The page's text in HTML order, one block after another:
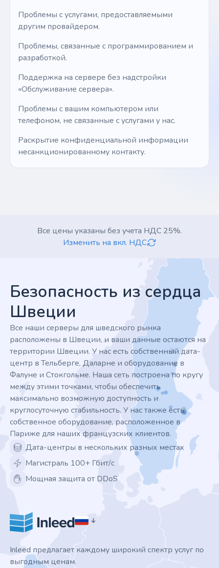
Проблемы с услугами, предоставляемыми
другим провайдером.
Проблемы, связанные с программированием и
разработкой.
Поддержка на сервере без надстройки
«Обслуживание сервера».
Проблемы с вашим компьютером или
телефоном, не связанные с услугами у нас.
Раскрытие конфиденциальной информации
несанкционированному контакту.
Все цены указаны без учета НДС 25%.
Изменить на вкл. НДС
Безопасность из сердца
Швеции
Все наши серверы для шведского рынка
расположены в Швеции, и ваши данные остаются на
территории Швеции. У нас есть собственный дата-
центр в Тельберге, Даларне и оборудование в
Фалуне и Стокгольме. Наша сеть построена по кругу
между этими точками, чтобы обеспечить
максимально возможную доступность и
круглосуточную стабильность. У нас также есть
собственное оборудование, расположенное в
Париже для наших французских клиентов.
Дата-центры в нескольких разных местах
Магистраль 100+ Гбит/с
Мощная защита от DDoS
Inleed предлагает каждому широкий спектр услуг по
выгодным ценам.